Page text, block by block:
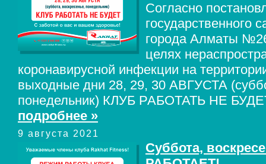
Согласно
государственного
города Алматы
целях
коронавирусной инфекции на
выходные дни 28, 29, 30 АВГУСТА
понедельник) КЛУБ РАБОТАТЬ НЕ
подробнее »
9 августа 2021
Суббота,